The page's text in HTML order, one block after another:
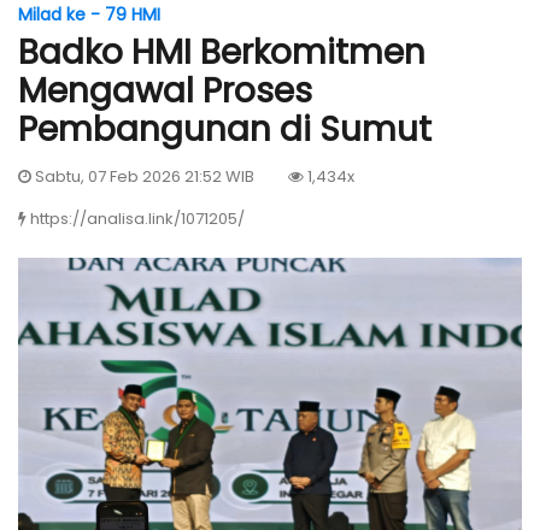
Milad ke - 79 HMI
Badko HMI Berkomitmen
Mengawal Proses
Pembangunan di Sumut
Sabtu, 07 Feb 2026 21:52 WIB
1,434x
https://analisa.link/1071205/